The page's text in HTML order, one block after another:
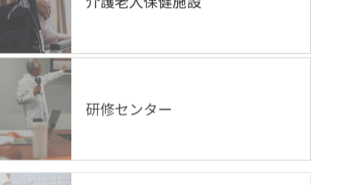
研修センター